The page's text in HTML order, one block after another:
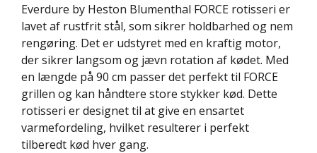
Everdure by Heston Blumenthal FORCE rotisseri er
lavet af rustfrit stål, som sikrer holdbarhed og nem
rengøring. Det er udstyret med en kraftig motor,
der sikrer langsom og jævn rotation af kødet. Med
en længde på 90 cm passer det perfekt til FORCE
grillen og kan håndtere store stykker kød. Dette
rotisseri er designet til at give en ensartet
varmefordeling, hvilket resulterer i perfekt
tilberedt kød hver gang.